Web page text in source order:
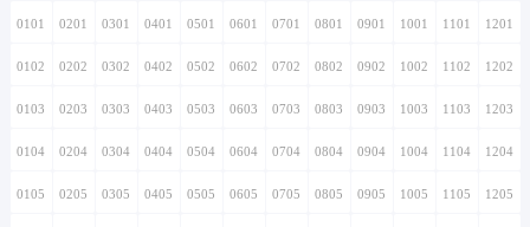
0101 0201 0301 0401 0501 0601 0701 0801 0901 1001 1101 1201
0102 0202 0302 0402 0502 0602 0702 0802 0902 1002 1102 1202
0103 0203 0303 0403 0503 0603 0703 0803 0903 1003 1103 1203
0104 0204 0304 0404 0504 0604 0704 0804 0904 1004 1104 1204
0105 0205 0305 0405 0505 0605 0705 0805 0905 1005 1105 1205